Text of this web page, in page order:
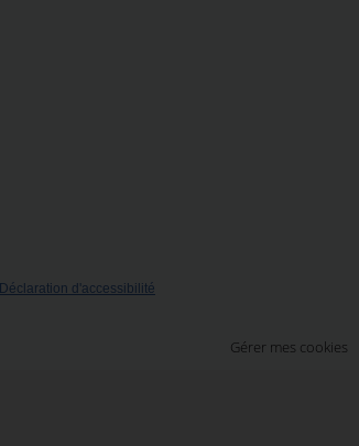
Déclaration d'accessibilité
Gérer mes cookies